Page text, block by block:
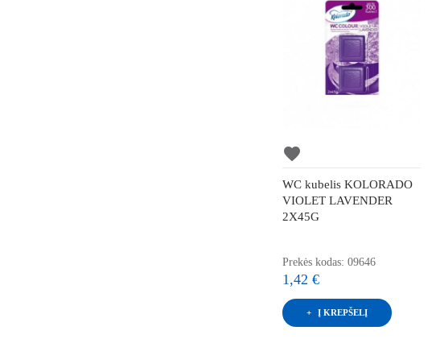
favorite
WC kubelis KOLORADO
VIOLET LAVENDER
2X45G
Prekės kodas: 09646
1,42 €
Į KREPŠELĮ